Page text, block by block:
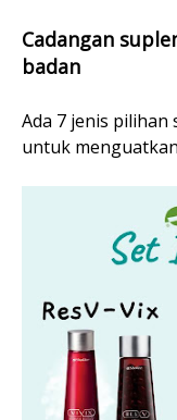
Cadangan
badan
Ada 7 jenis pilihan
untuk